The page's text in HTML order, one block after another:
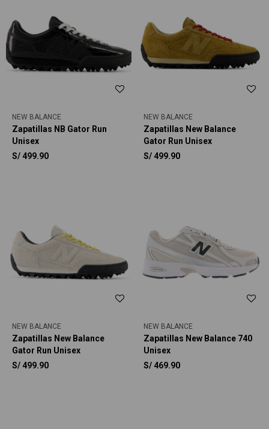
NEW BALANCE
Zapatillas NB Gator Run
Unisex
S/ 499.90
NEW BALANCE
Zapatillas New Balance
Gator Run Unisex
S/ 499.90
NEW BALANCE
Zapatillas New Balance
Gator Run Unisex
S/ 499.90
NEW BALANCE
Zapatillas New Balance 740
Unisex
S/ 469.90